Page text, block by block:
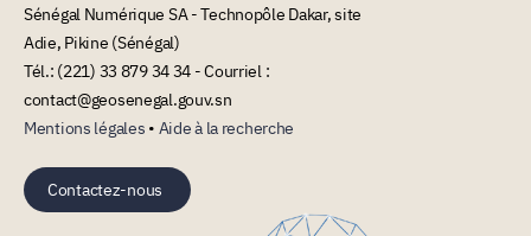
Sénégal Numérique SA - Technopôle Dakar, site
Adie, Pikine (Sénégal)
Tél.: (221) 33 879 34 34 - Courriel :
contact@geosenegal.gouv.sn
Mentions légales • Aide à la recherche
Contactez-nous